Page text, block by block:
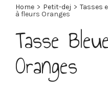
Home > Petit-dej > Tasses
à fleurs Oranges
Tasse
Oranges